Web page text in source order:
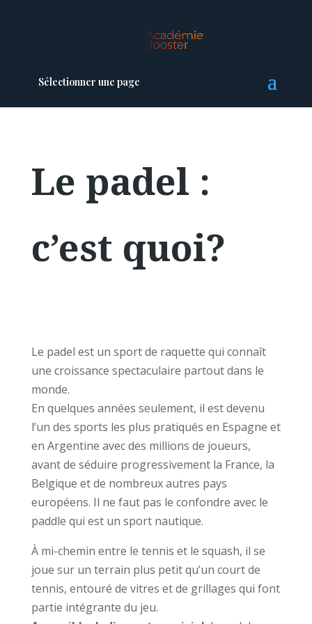
Sélectionner une page
Le padel :
c’est quoi?
Le padel est un sport de raquette qui connaît
une croissance spectaculaire partout dans le
monde.
En quelques années seulement, il est devenu
l’un des sports les plus pratiqués en Espagne et
en Argentine avec des millions de joueurs,
avant de séduire progressivement la France, la
Belgique et de nombreux autres pays
européens. Il ne faut pas le confondre avec le
paddle qui est un sport nautique.
À mi-chemin entre le tennis et le squash, il se
joue sur un terrain plus petit qu’un court de
tennis, entouré de vitres et de grillages qui font
partie intégrante du jeu.